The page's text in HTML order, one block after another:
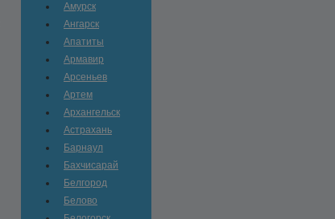
Амурск
Ангарск
Апатиты
Армавир
Арсеньев
Артем
Архангельск
Астрахань
Барнаул
Бахчисарай
Белгород
Белово